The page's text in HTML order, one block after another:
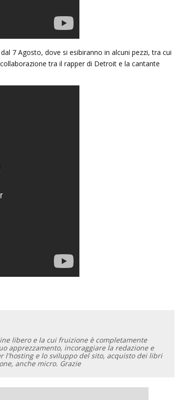
dal 7 Agosto, dove si esibiranno in alcuni pezzi, tra cui
tra il rapper di Detroit e la cantante
libero e la cui fruizione è completamente
apprezzamento, incoraggiare la redazione e
l'hosting e lo sviluppo del sito, acquisto dei libri
anche micro. Grazie